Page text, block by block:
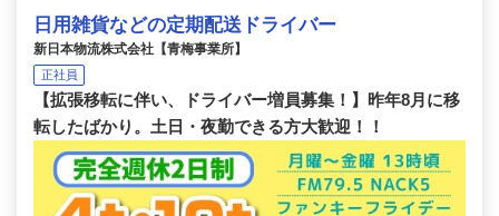
日用雑貨などの定期配送ドライバー
新日本物流株式会社【青梅事業所】
正社員
【拡張移転に伴い、ドライバー増員募集！】昨年8月に移
転したばかり。土日・夜勤できる方大歓迎！！